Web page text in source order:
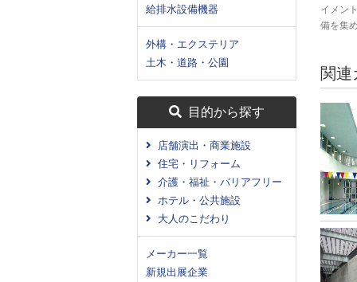
給排水設備機器
外構・エクステリア
土木・道路・公園
目的から探す
店舗演出・商業施設
住宅・リフォーム
介護・福祉・バリアフリー
ホテル・公共施設
大人のこだわり
メーカー一覧
新規出展企業
イメン
備を集
関連